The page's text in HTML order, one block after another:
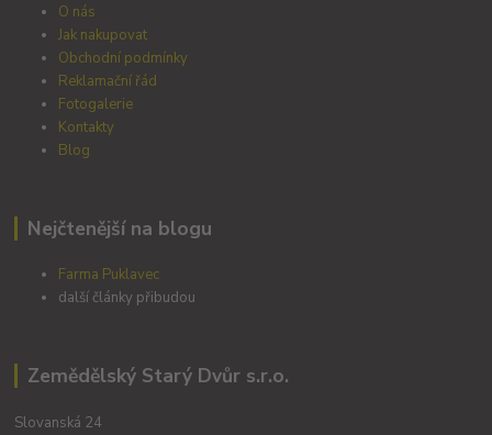
O nás
Jak nakupovat
Obchodní podmínky
Reklamační řád
Fotogalerie
Kontakty
Blog
Nejčtenější na blogu
Farma Puklavec
další články přibudou
Zemědělský Starý Dvůr s.r.o.
Slovanská 24